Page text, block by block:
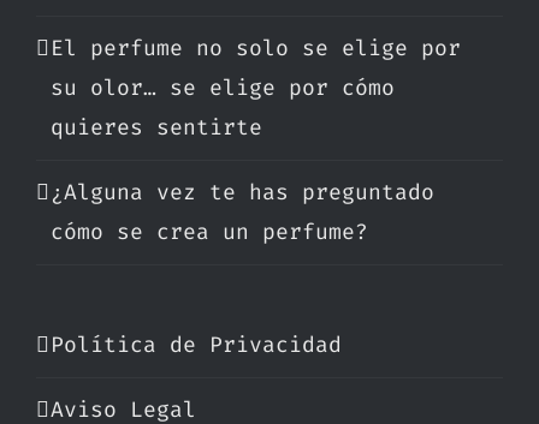
El perfume no solo se elige por
su olor… se elige por cómo
quieres sentirte
¿Alguna vez te has preguntado
cómo se crea un perfume?
Política de Privacidad
Aviso Legal